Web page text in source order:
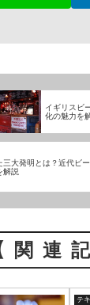
イギリスビ
化の魅力を
三大発明とは？近代ビー
解説
関連
テ